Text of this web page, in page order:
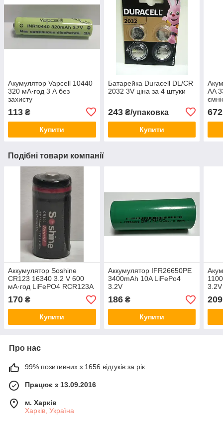
Акумулятор Vapcell 10440
320 мА·год 3 А без
захисту
113 ₴
Купити
Батарейка Duracell DL/CR
2032 3V ціна за 4 штуки
243₴/упаковка
Купити
AA
672
Подібні товари компанії
Аккумулятор Soshine
CR123 16340 3.2 V 600
мА·год LiFePO4 RCR123A
170 ₴
Купити
Аккумулятор IFR26650PE
3400mAh 10A LiFePo4
3.2V
186₴
Купити
209
Про нас
99% позитивних з 1656 відгуків за рік
Працює з 13.09.2016
м. Харків
Харків, Україна